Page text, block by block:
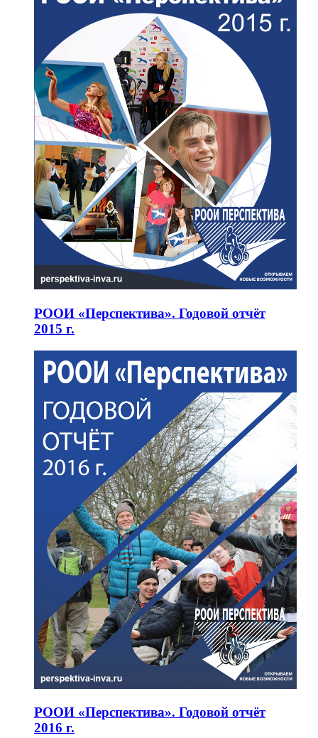
РООИ «Перспектива». Годовой отчёт
2015 г.
РООИ «Перспектива». Годовой отчёт
2016 г.